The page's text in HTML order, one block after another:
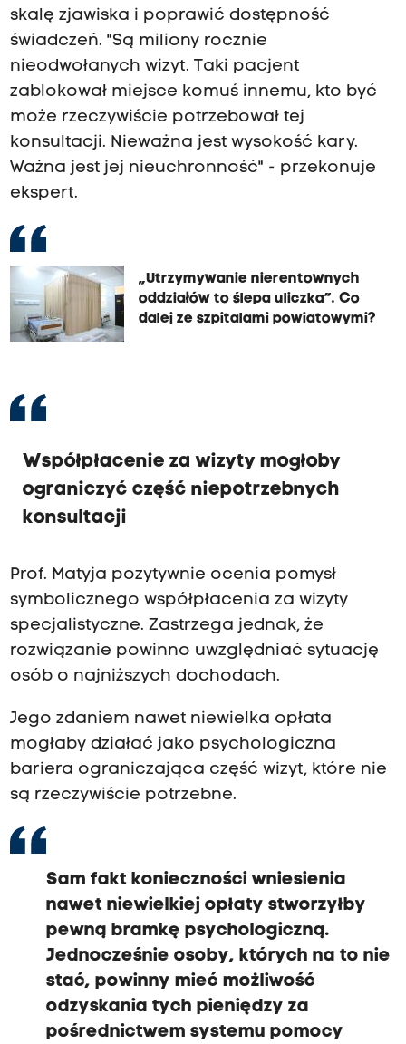
skalę zjawiska i poprawić dostępność
świadczeń. "Są miliony rocznie
nieodwołanych wizyt. Taki pacjent
zablokował miejsce komuś innemu, kto być
może rzeczywiście potrzebował tej
konsultacji. Nieważna jest wysokość kary.
Ważna jest jej nieuchronność" - przekonuje
ekspert.
„Utrzymywanie nierentownych
oddziałów to ślepa uliczka”. Co
dalej ze szpitalami powiatowymi?
Współpłacenie za wizyty mogłoby
ograniczyć część niepotrzebnych
konsultacji
Prof. Matyja pozytywnie ocenia pomysł
symbolicznego współpłacenia za wizyty
specjalistyczne. Zastrzega jednak, że
rozwiązanie powinno uwzględniać sytuację
osób o najniższych dochodach.
Jego zdaniem nawet niewielka opłata
mogłaby działać jako psychologiczna
bariera ograniczająca część wizyt, które nie
są rzeczywiście potrzebne.
Sam fakt konieczności wniesienia
nawet niewielkiej opłaty stworzyłby
pewną bramkę psychologiczną.
Jednocześnie osoby, których na to nie
stać, powinny mieć możliwość
odzyskania tych pieniędzy za
pośrednictwem systemu pomocy